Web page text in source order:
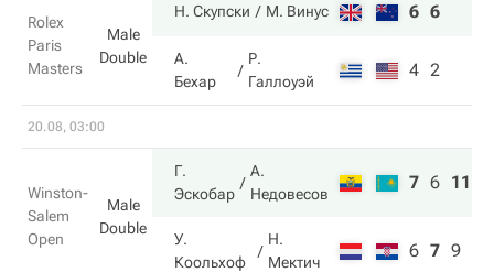
Rolex
Paris
Masters
Male
Double
Н. Скупски М. Винус 6 6
А.
Бехар
Р.
Галлоуэй
4 2
20.08, 03:00
Winston-
Salem
Open
Male
Double
Г.
Эскобар
А.
Недовесов
7 6 11
У.
Коольхоф
Н.
Мектич
6 7 9